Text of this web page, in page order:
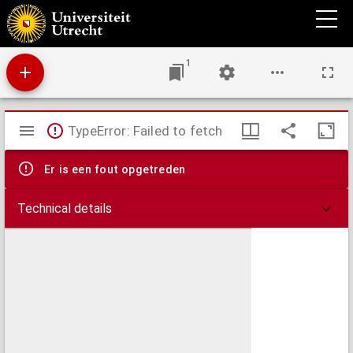
D. Erasmi Roterodami Dilutio eorum qu[a]e Iodocus Clithoueus scripsit aduersus
Declamationem suasoriam matrimonij. : Epistola eiusdem de delectu ciborum, / cum
scholiis per ipsum autorem recens additis. ; In elenchum Alberti Pij breuissima scholia /
per eundem Ersamum Roterodamum.
1
Mirador
viewer
TypeError: Failed to fetch
Er is een fout opgetreden
Technical details